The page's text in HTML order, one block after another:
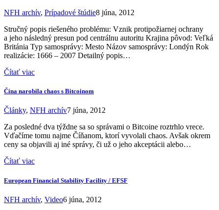
NFH archív, Prípadové štúdie8 júna, 2012
Stručný popis riešeného problému: Vznik protipožiarnej ochrany
a jeho následný presun pod centrálnu autoritu Krajina pôvod: Veľká
Británia Typ samosprávy: Mesto Názov samosprávy: Londýn Rok
realizácie: 1666 – 2007 Detailný popis…
Čítať viac
Čína narobila chaos s Bitcoinom
Články, NFH archív7 júna, 2012
Za posledné dva týždne sa so správami o Bitcoine roztrhlo vrece.
Vďačíme tomu najme Číňanom, ktorí vyvolali chaos. Avšak okrem
ceny sa objavili aj iné správy, či už o jeho akceptácii alebo…
Čítať viac
European Financial Stability Facility / EFSF
NFH archív, Video6 júna, 2012